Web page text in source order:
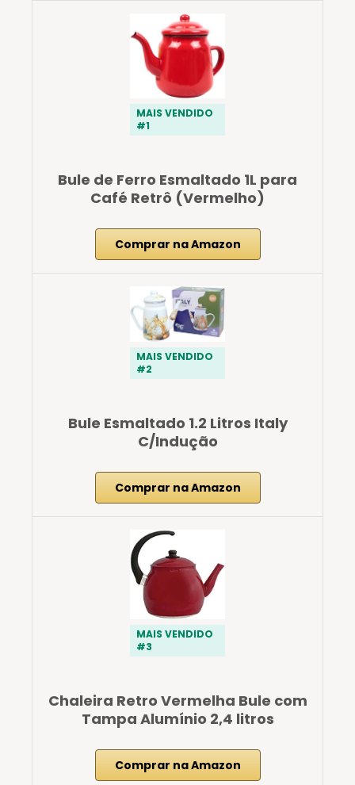
MAIS VENDIDO
#1
Bule de Ferro Esmaltado 1L para
Café Retrô (Vermelho)
Comprar na Amazon
MAIS VENDIDO
#2
Bule Esmaltado 1.2 Litros Italy
C/Indução
Comprar na Amazon
MAIS VENDIDO
#3
Chaleira Retro Vermelha Bule com
Tampa Alumínio 2,4 litros
Comprar na Amazon